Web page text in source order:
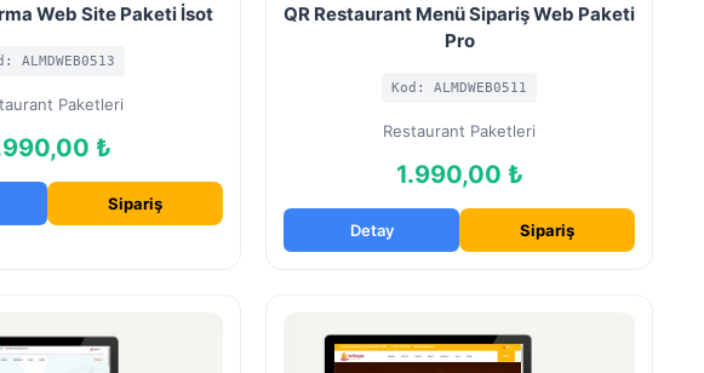
Web Site Paketi İsot
ALMDWEB0513
Paketleri
₺
Sipariş
QR Restaurant Menü Sipariş Web Paketi
Pro
Kod: ALMDWEB0511
Restaurant Paketleri
1.990,00 ₺
Detay Sipariş